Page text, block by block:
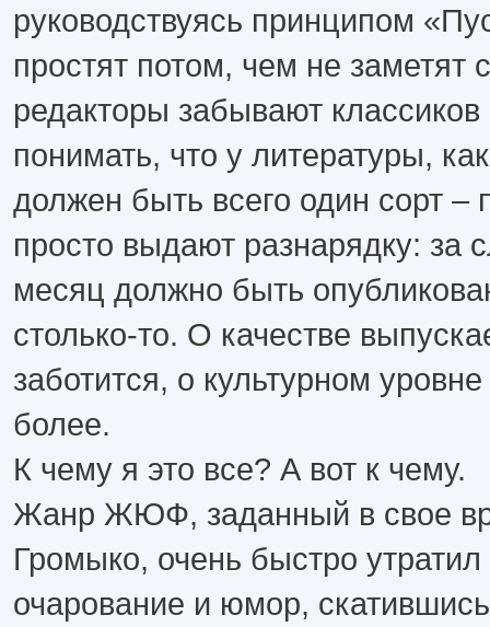
руководствуясь принципом
простят потом, чем не заметят
редакторы забывают классиков
понимать, что у литературы,
должен быть всего один сорт
просто выдают разнарядку: за
месяц должно быть
столько-то. О качестве
заботится, о культурном
более.
К чему я это все? А вот к чему.
Жанр ЖЮФ, заданный в свое
Громыко, очень быстро утратил
очарование и юмор,